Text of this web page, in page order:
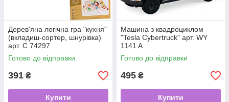
Дерев'яна логічна гра "кухня"
(вкладиш-сортер, шнурівка)
арт. C 74297
Готово до відправки
391 ₴
Купити
Машина з квадроциклом
"Tesla Cybertruck" арт. WY
1141 A
Готово до відправки
495 ₴
Купити